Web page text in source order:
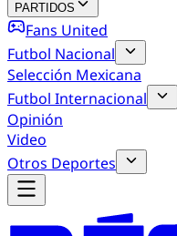
PARTIDOS
Fans United
Futbol Nacional
Selección Mexicana
Futbol Internacional
Opinión
Video
Otros Deportes